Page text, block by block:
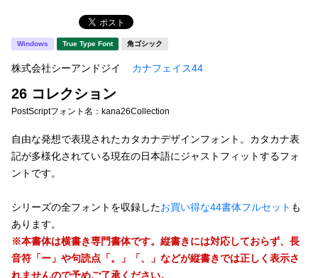
新着一覧
マイページ
ご利用ガイド
よくあるご質問
タイプフェイス
明朝体
宋朝体
教科書体 行書体
草書体 勘亭流
太さ・ウェイト
Windows True Type Font 角ゴシック
株式会社シーアンドジイ カナフェイス44
26 コレクション
PostScriptフォント名： kana26Collection
自由な発想で表現されたカタカナデザインフォント。カタカナ表
記が多様化されている現在の日本語にジャストフィットするフォ
ントです。
シリーズの全フォントを収録したお買い得な44書体フルセット も
あります。
※本書体は横書き専門書体です。縦書きには対応しておらず、長
音符「ー」や句読点「。」「、」などが縦書きでは正しく表示さ
れませんので予めご了承ください。